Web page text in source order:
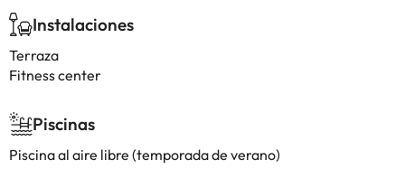
Instalaciones
Terraza
Fitness center
Piscinas
Piscina al aire libre (temporada de verano)